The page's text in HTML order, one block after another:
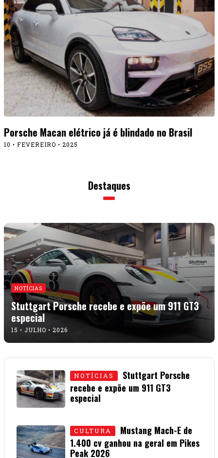
Porsche Macan elétrico já é blindado no Brasil
10 • FEVEREIRO • 2025
Destaques
NOTÍCIAS
Stuttgart Porsche recebe e expõe um 911 GT3
especial
15 • JULHO • 2026
NOTÍCIAS
Stuttgart Porsche
recebe e expõe um 911 GT3
especial
CULTURA
Mustang Mach-E de
1.400 cv ganhou na geral em Pikes
Peak 2026